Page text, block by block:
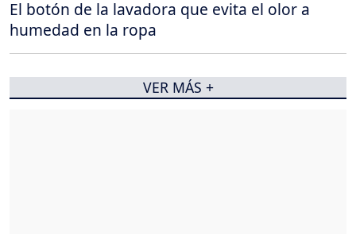
El botón de la lavadora que evita el olor a
humedad en la ropa
VER MÁS +